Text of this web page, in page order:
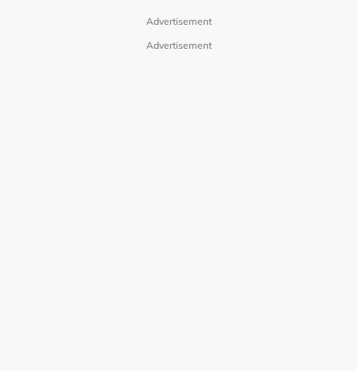
Advertisement
Advertisement